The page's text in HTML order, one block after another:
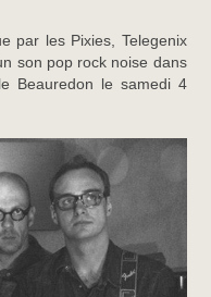
par les Pixies, Telegenix
son pop rock noise dans
Beauredon le samedi 4